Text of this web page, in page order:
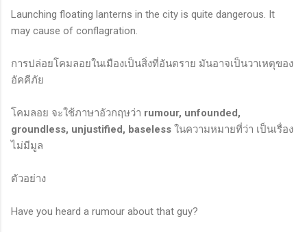
Launching floating lanterns in the city is quite dangerous. It
may cause of conflagration.
การปล่อยโคมลอยในเมืองเป็นสิ่งที่อันตราย มันอาจเป็นวาเหตุของ
อัคคีภัย
โคมลอย จะใช้ภาษาอัวกฤษว่า rumour, unfounded,
groundless, unjustified, baseless ในความหมายที่ว่า เป็นเรื่อง
ไม่มีมูล
ตัวอย่าง
Have you heard a rumour about that guy?